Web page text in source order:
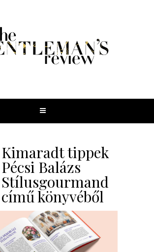
Kimaradt tippek
Pécsi Balázs
Stílusgourmand
című könyvéből